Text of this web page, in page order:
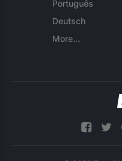
Português
Deutsch
More...